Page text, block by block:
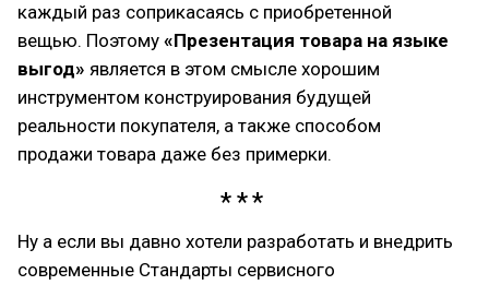
каждый раз соприкасаясь с приобретенной
вещью. Поэтому «Презентация товара на языке
выгод» является в этом смысле хорошим
инструментом конструирования будущей
реальности покупателя, а также способом
продажи товара даже без примерки.
Ну а если вы давно хотели разработать и внедрить
современные Стандарты сервисного